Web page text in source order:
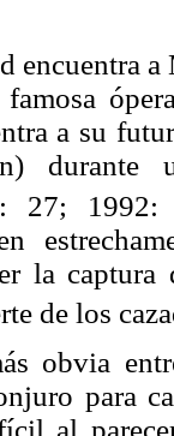
encuentra a
a su
durante
27; 1992:
la
de los
obvia
para
al